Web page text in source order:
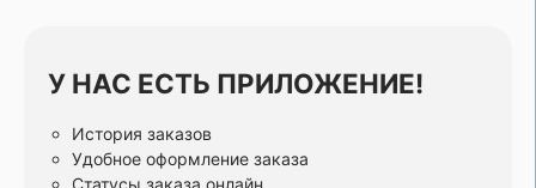
У НАС ЕСТЬ ПРИЛОЖЕНИЕ!
История заказов
Удобное оформление заказа